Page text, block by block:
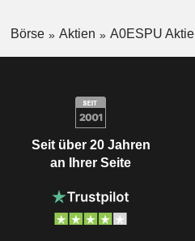
Börse Aktien A0ESPU Aktie
Seit über 20 Jahren
an Ihrer Seite